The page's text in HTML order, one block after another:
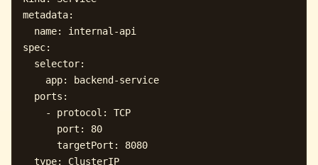
metadata:
  name: internal-api
spec:
  selector:
    app: backend-service
  ports:
    - protocol: TCP
      port: 80
      targetPort: 8080